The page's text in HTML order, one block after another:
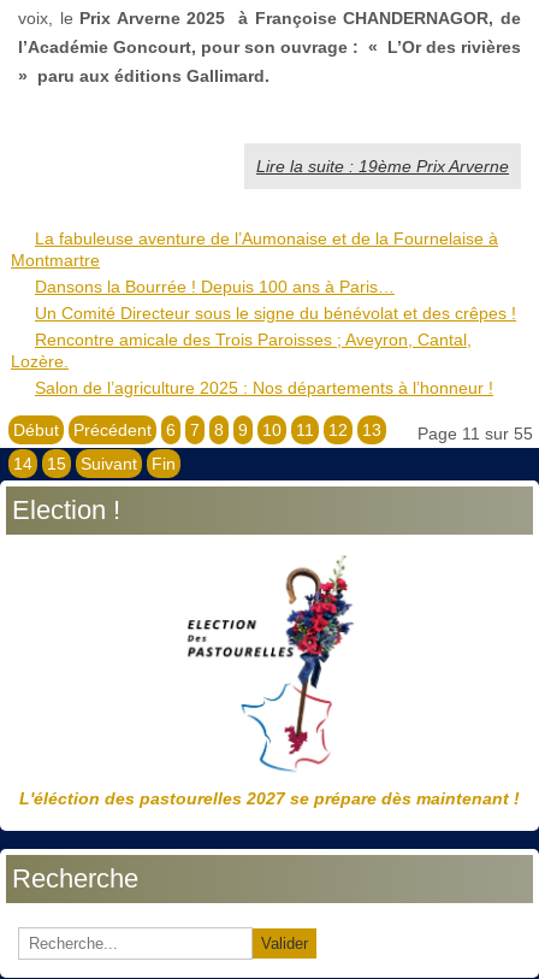
voix, le Prix Arverne 2025 à Françoise CHANDERNAGOR, de
l’Académie Goncourt, pour son ouvrage : « L’Or des rivières
» paru aux éditions Gallimard.
Lire la suite : 19ème Prix Arverne
La fabuleuse aventure de l’Aumonaise et de la Fournelaise à
Montmartre
Dansons la Bourrée ! Depuis 100 ans à Paris…
Un Comité Directeur sous le signe du bénévolat et des crêpes !
Rencontre amicale des Trois Paroisses ; Aveyron, Cantal,
Lozère.
Salon de l’agriculture 2025 : Nos départements à l’honneur !
Page 11 sur 55
Début Précédent 6 7 8 9 10 11 12
13
14
15 Suivant Fin
Election !
L'éléction des pastourelles 2027 se prépare dès maintenant !
Recherche
Valider